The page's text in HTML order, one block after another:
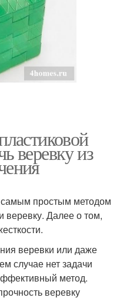
веревку из
самым простым методом
веревку. Далее о том,
веревки или даже
случае нет задачи
метод.
веревку